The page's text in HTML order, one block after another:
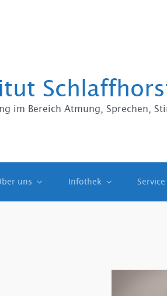
im Bereich Atmung, Sprechen,
uns Infothek Service